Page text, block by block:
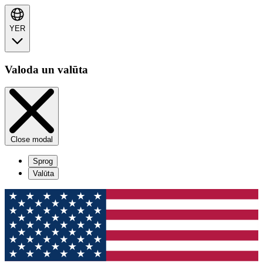
YER
Valoda un valūta
Close modal
Sprog
Valūta